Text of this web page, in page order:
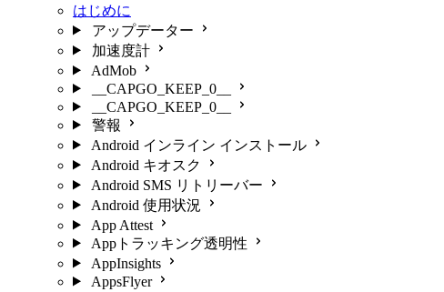
はじめに
アップデーター
加速度計
AdMob
__CAPGO_KEEP_0__
__CAPGO_KEEP_0__
警報
Android インライン インストール
Android キオスク
Android SMS リトリーバー
Android 使用状況
App Attest
Appトラッキング透明性
AppInsights
AppsFlyer